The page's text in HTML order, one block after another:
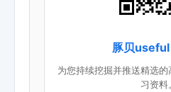
豚贝useful
为您持续挖掘并推送精选
习资料。